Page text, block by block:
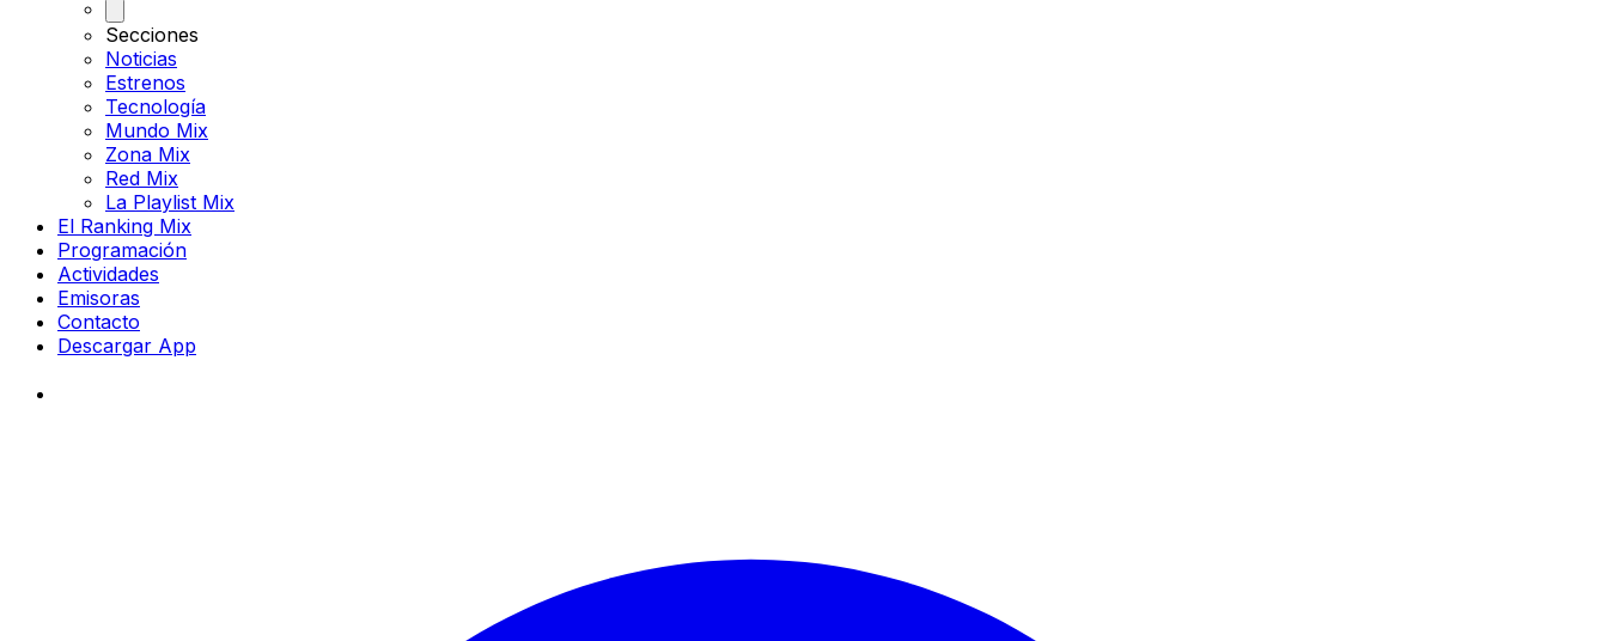
Secciones
Noticias
Estrenos
Tecnología
Mundo Mix
Zona Mix
Red Mix
La Playlist Mix
El Ranking Mix
Programación
Actividades
Emisoras
Contacto
Descargar App